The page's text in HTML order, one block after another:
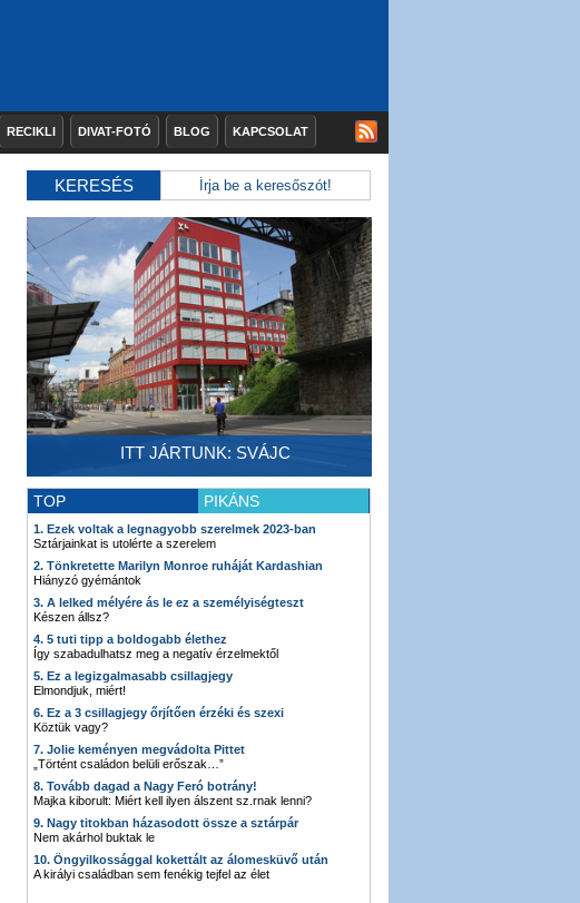
RECIKLI DIVAT-FOTÓ BLOG KAPCSOLAT
KERESÉS
ITT JÁRTUNK: SVÁJC
TOP PIKÁNS
1. Ezek voltak a legnagyobb szerelmek 2023-ban
Sztárjainkat is utolérte a szerelem
2. Tönkretette Marilyn Monroe ruháját Kardashian
Hiányzó gyémántok
3. A lelked mélyére ás le ez a személyiségteszt
Készen állsz?
4. 5 tuti tipp a boldogabb élethez
Így szabadulhatsz meg a negatív érzelmektől
5. Ez a legizgalmasabb csillagjegy
Elmondjuk, miért!
6. Ez a 3 csillagjegy őrjítően érzéki és szexi
Köztük vagy?
7. Jolie keményen megvádolta Pittet
„Történt családon belüli erőszak…”
8. Tovább dagad a Nagy Feró botrány!
Majka kiborult: Miért kell ilyen álszent sz.rnak lenni?
9. Nagy titokban házasodott össze a sztárpár
Nem akárhol buktak le
10. Öngyilkossággal kokettált az álomesküvő után
A királyi családban sem fenékig tejfel az élet